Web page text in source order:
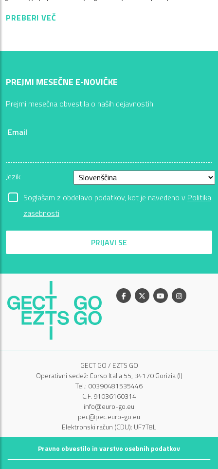
PREBERI VEČ
PREJMI MESEČNE E-NOVIČKE
Prejmi mesečna obvestila o naših dejavnostih
Email
Jezik
Soglašam z obdelavo podatkov, kot je navedeno v Politika
zasebnosti
PRIJAVI SE
Facebook
X YoutubeInstagram
GECT GO / EZTS GO
Operativni sedež: Corso Italia 55, 34170 Gorizia (I)
Tel.: 00390481535446
C.F. 91036160314
info@euro-go.eu
pec@pec.euro-go.eu
Elektronski račun (CDU): UF7T8L
Pravno obvestilo in varstvo osebnih podatkov